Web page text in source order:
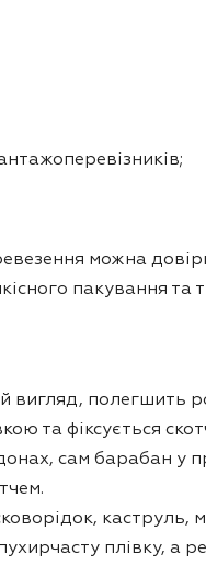
можна
пакування та
вигляд, полегшить
та фіксується
сам барабан у
каструль,
плівку, а